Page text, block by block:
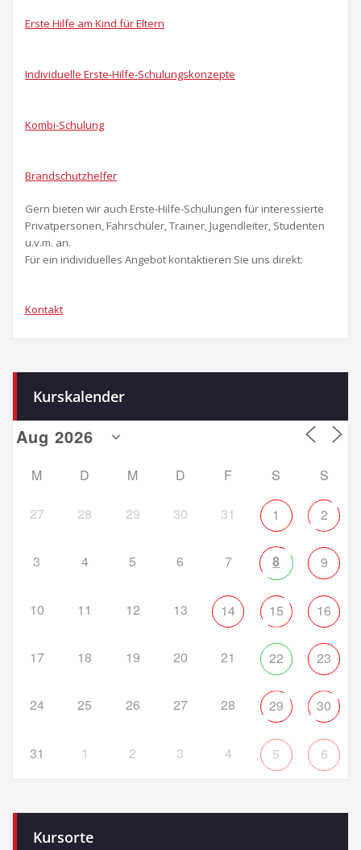
Erste Hilfe am Kind für Eltern
Individuelle Erste-Hilfe-Schulungskonzepte
Kombi-Schulung
Brandschutzhelfer
Gern bieten wir auch Erste-Hilfe-Schulungen für interessierte
Privatpersonen, Fahrschüler, Trainer, Jugendleiter, Studenten
u.v.m. an.
Für ein individuelles Angebot kontaktieren Sie uns direkt:
Kontakt
Kurskalender
M D M D F S S
27 28 29 30 31 1 2
3 4 5 6 7 8 9
10 11 12 13 14 15 16
17 18 19 20 21 22 23
24 25 26 27 28 29 30
31 1 2 3 4 5 6
Kursorte